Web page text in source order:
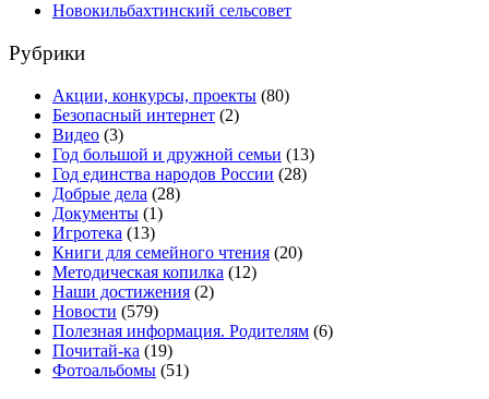
Новокильбахтинский сельсовет
Рубрики
Акции, конкурсы, проекты (80)
Безопасный интернет (2)
Видео (3)
Год большой и дружной семьи (13)
Год единства народов России (28)
Добрые дела (28)
Документы (1)
Игротека (13)
Книги для семейного чтения (20)
Методическая копилка (12)
Наши достижения (2)
Новости (579)
Полезная информация. Родителям (6)
Почитай-ка (19)
Фотоальбомы (51)